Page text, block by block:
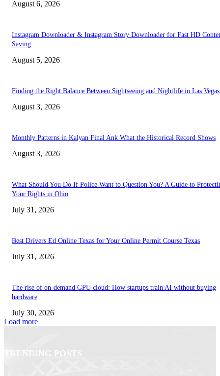
August 6, 2026
Instagram Downloader & Instagram Story Downloader for Fast HD
Saving
August 5, 2026
Finding the Right Balance Between Sightseeing and Nightlife in Las Vegas
August 3, 2026
Monthly Patterns in Kalyan Final Ank What the Historical Record Shows
August 3, 2026
What Should You Do If Police Want to Question You? A Guide to
Your Rights in Ohio
July 31, 2026
Best Drivers Ed Online Texas for Your Online Permit Course Texas
July 31, 2026
The rise of on-demand GPU cloud: How startups train AI without buying
hardware
July 30, 2026
Load more
TRENDING POSTS